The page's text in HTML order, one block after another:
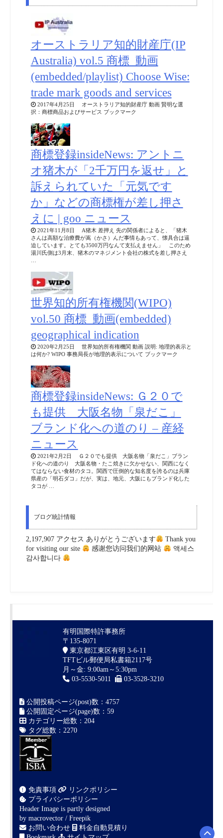
オーストラリア知的財産庁(IP
Australia) vol.5 商標_動画
(embedded/playlist) Choose Wise:
trade mark goods and services
2017年4月25日 オーストラリア知的財産庁 動画 賢明な選
択：商標商品およびサービス ブックマーク
商標登録insideNews: アントニ
オ猪木が「2千万円を返せ」と
訴えられていた「元気です
か」などの商標権が差し押さ
えに | goo ニュース
2021年11月8日 A猪木 差押え 先の関係者によると、「猪木
さんは高額な治療費が嵩（かさ）んだ事情もあって、懐具合は逼
迫しています。とても3500万円なんて支払えません」 このため
湯川氏側は3月末、猪木のマネジメント会社の株式を差し押さえ
世界知的所有権機関(WIPO)
vol.50 商標_動画(embedded)
geographical indication
2020年2月25日 世界知的所有権機関 動画 説明: 地理的表示と
は何か? WIPO 事務局長が地理的表示について ブックマーク
商標登録insideNews: Ｇ２０で
も提供 大阪名物「泉だこ」
ブランド化への道のり – 産経
ニュース
2021年2月2日 Ｇ２０でも提供 大阪名物「泉だこ」ブラン
ド化への道のり 大阪名物・たこ焼きに欠かせない、関西になく
てはならない食材のタコ。関西で圧倒的な知名度を誇るのは兵庫
県産の「明石ダコ」だが、実は、地元、大阪にもブランド化した
タコが …
ブログ統計情報
2,197,907 アクセス ありがとうございます
Thank you
for visiting our site
感谢您访问我们的网站
액세스
감사합니다
有明国際特許事務所
〒135-8071
東京都江東区有明 3-6-11
TFTビル郵便局私書箱2117号
月～金: 9:00am～5:30pm
03-5530-5011
03-3528-3210
公開投稿ページ(post)数：4757
公開固定ページ(page)数：59
カテゴリー総数：204
タグ総数：2270
免責事項
リンクポリシー
プライバシーポリシー
Header Image is partly designed
by macrovector / Freepik
お問い合わせ
料金自動見積り